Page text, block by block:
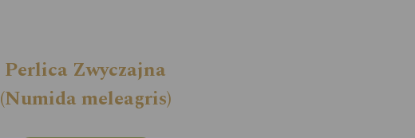
Perlica Zwyczajna
(Numida meleagris)